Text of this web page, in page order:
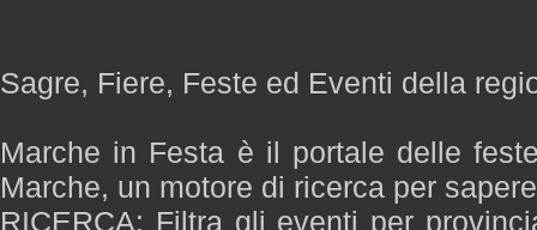
Sagre, Fiere, Feste ed Eventi della
Marche in Festa è il portale delle
Marche, un motore di ricerca per
RICERCA: Filtra gli eventi per